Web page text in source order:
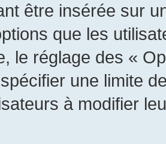
être insérée sur
que les
le réglage des «
une limite
à modifier